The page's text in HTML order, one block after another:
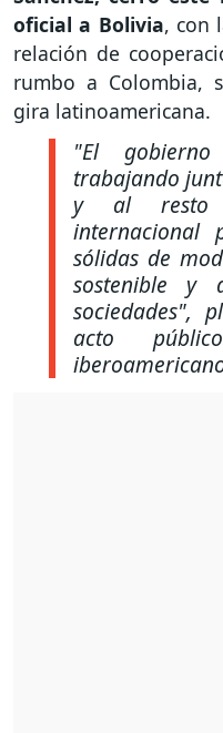
oficial a Bolivia, con
relación de
rumbo a Colombia,
gira latinoamericana.
"El
trabajando
y al resto
internacional
sólidas de
sostenible y
sociedades",
acto